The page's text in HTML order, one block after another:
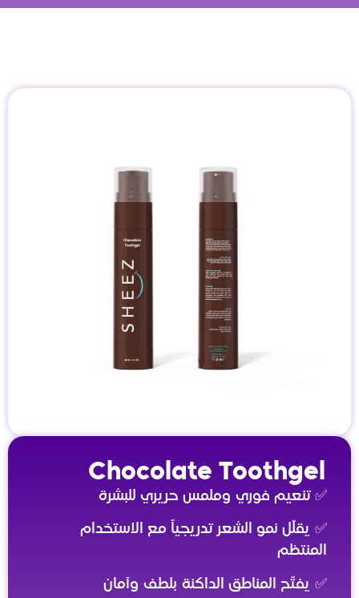
Chocolate Toothgel
✅ تنعيم فوري وملمس حريري للبشرة
✅ يقلّل نمو الشعر تدريجياً مع الاستخدام
المنتظم
✅ يفتّح المناطق الداكنة بلطف وآمان